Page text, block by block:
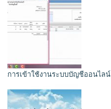
การเข้าใช้งานระบบบัญชีออนไลน์